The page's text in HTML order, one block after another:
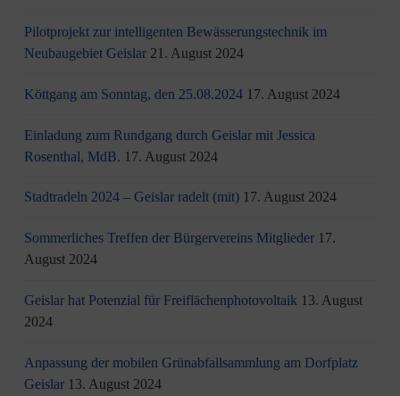
Pilotprojekt zur intelligenten Bewässerungstechnik im
Neubaugebiet Geislar 21. August 2024
Köttgang am Sonntag, den 25.08.2024 17. August 2024
Einladung zum Rundgang durch Geislar mit Jessica
Rosenthal, MdB. 17. August 2024
Stadtradeln 2024 – Geislar radelt (mit) 17. August 2024
Sommerliches Treffen der Bürgervereins Mitglieder 17.
August 2024
Geislar hat Potenzial für Freiflächenphotovoltaik 13. August
2024
Anpassung der mobilen Grünabfallsammlung am Dorfplatz
Geislar 13. August 2024